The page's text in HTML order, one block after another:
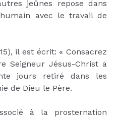
jeûnes repose dans
humain avec le travail de
il est écrit: « Consacrez
Seigneur Jésus-Christ a
jours retiré dans les
de Dieu le Père.
à la prosternation